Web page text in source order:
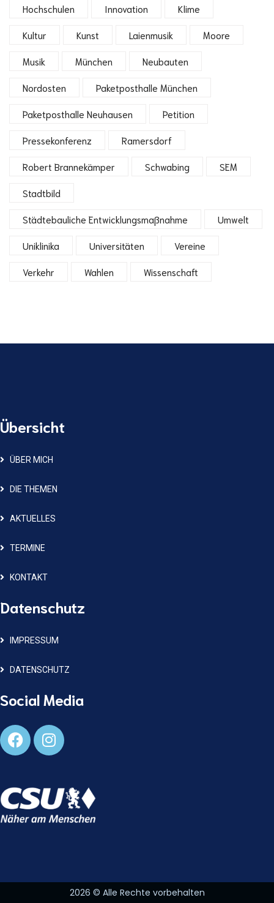
Hochschulen Innovation Klime
Kultur Kunst Laienmusik Moore
Musik München Neubauten
Nordosten Paketposthalle München
Paketposthalle Neuhausen Petition
Pressekonferenz Ramersdorf
Robert Brannekämper Schwabing SEM
Stadtbild
Städtebauliche Entwicklungsmaßnahme Umwelt
Uniklinika Universitäten Vereine
Verkehr Wahlen Wissenschaft
Übersicht
ÜBER MICH
DIE THEMEN
AKTUELLES
TERMINE
KONTAKT
Datenschutz
IMPRESSUM
DATENSCHUTZ
Social Media
2026 © Alle Rechte vorbehalten